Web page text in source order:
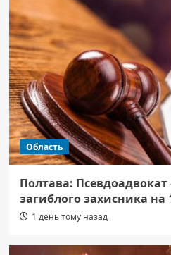
Область
Полтава:
загиблого захисника на
1 день тому назад